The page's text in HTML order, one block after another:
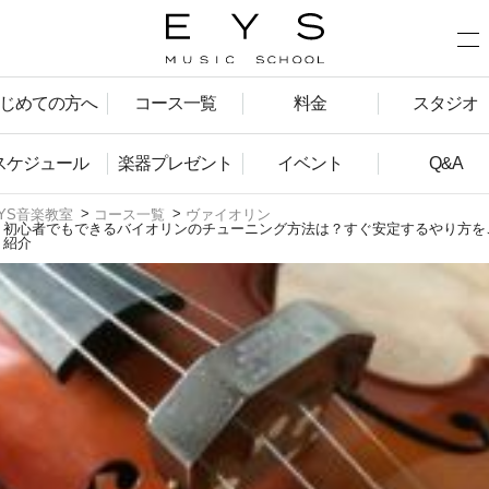
めての方へ コース一覧 料金 スタジオ
ケジュール 楽器プレゼント イベント Q&A
音楽教室 コース一覧
ヴァイオリン
初心者でもできるバイオリンのチューニング方法は？すぐ安定するやり方を
紹介